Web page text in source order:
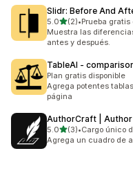
Slidr: Before And
5.0de 5 estrellas
(2)
2 reseñas en total
•Prueba gratis
Muestra las
antes y después.
TableAI ‑
Plan gratis disponible
Agrega potentes
página
AuthorCraft |
5.0de 5 estrellas
(3)
3 reseñas en total
•Cargo único
Agrega un cuadro de